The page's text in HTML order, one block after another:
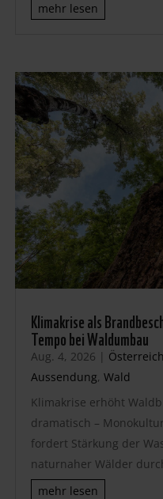
mehr lesen
Klimakrise als
Tempo bei Waldumbau
Aug. 4, 2026 | Österreich
Aussendung, Wald
Klimakrise erhöht
dramatisch –
fordert Stärkung der
naturnaher Wälder
mehr lesen